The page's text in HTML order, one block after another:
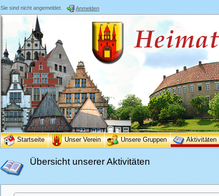
Sie sind nicht angemeldet. Anmelden
Startseite Unser Verein Unsere Gruppen Aktivitäten
Übersicht unserer Aktivitäten